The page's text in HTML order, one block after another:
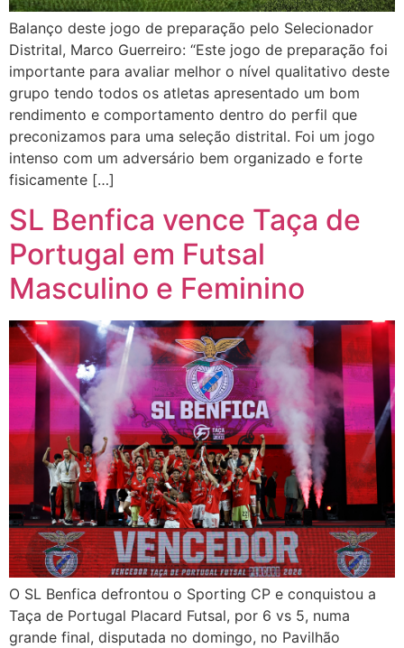
Balanço deste jogo de preparação pelo Selecionador
Distrital, Marco Guerreiro: “Este jogo de preparação foi
importante para avaliar melhor o nível qualitativo deste
grupo tendo todos os atletas apresentado um bom
rendimento e comportamento dentro do perfil que
preconizamos para uma seleção distrital. Foi um jogo
intenso com um adversário bem organizado e forte
fisicamente […]
SL Benfica vence Taça de
Portugal em Futsal
Masculino e Feminino
O SL Benfica defrontou o Sporting CP e conquistou a
Taça de Portugal Placard Futsal, por 6 vs 5, numa
grande final, disputada no domingo, no Pavilhão